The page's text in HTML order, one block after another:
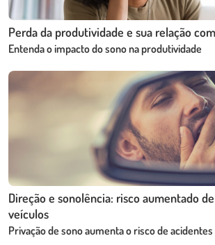
Perda da produtividade e sua relação
Entenda o impacto do sono na produtividade
Direção e sonolência: risco aumentado
veículos
Privação de sono aumenta o risco de acidentes